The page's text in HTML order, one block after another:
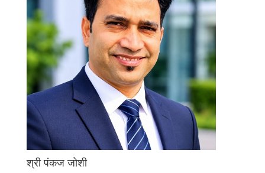
श्री पंकज जोशी